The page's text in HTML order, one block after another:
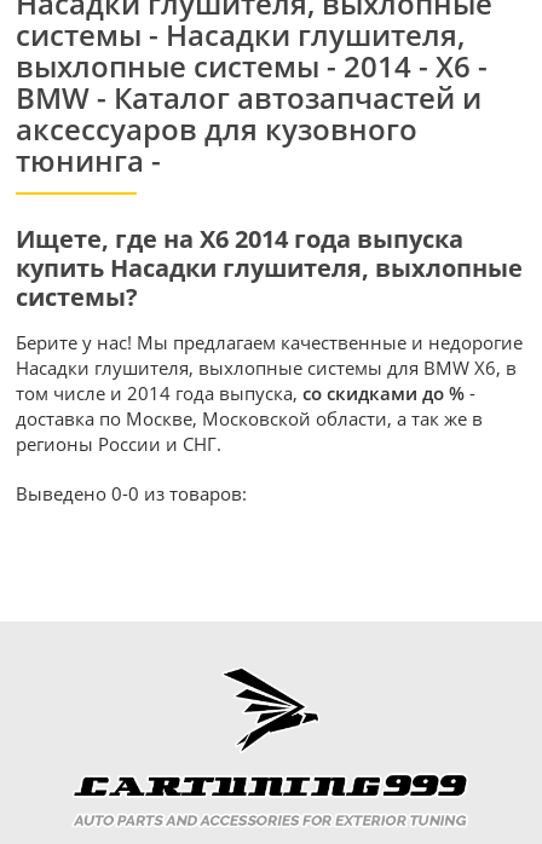
системы - Насадки глушителя,
выхлопные системы - 2014 - X6 -
BMW - Каталог автозапчастей и
аксессуаров для кузовного
тюнинга -
Ищете, где на X6 2014 года выпуска
купить Насадки глушителя, выхлопные
системы?
Берите у нас! Мы предлагаем качественные и недорогие
Насадки глушителя, выхлопные системы для BMW X6, в
том числе и 2014 года выпуска,со скидками до % -
доставка по Москве, Московской области, а так же в
регионы России и СНГ.
Выведено 0-0 из товаров: